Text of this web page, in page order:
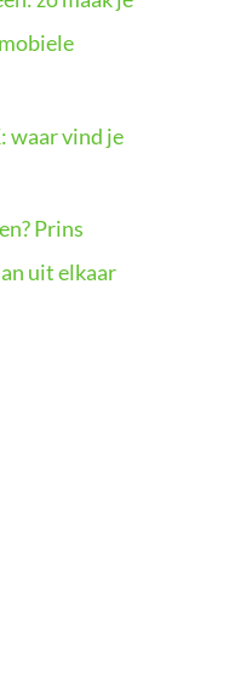
waar vind je
Prins
uit elkaar